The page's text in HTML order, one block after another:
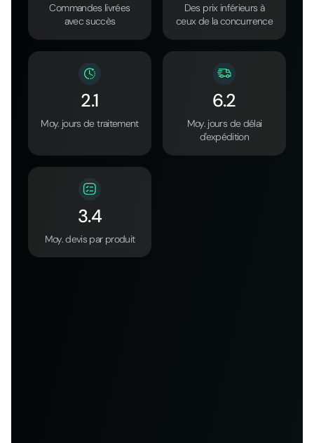
Commandes livrées
avec succès
Des prix inférieurs à
ceux de la concurrence
2.1
Moy. jours de traitement
6.2
Moy. jours de délai
d'expédition
3.4
Moy. devis par produit